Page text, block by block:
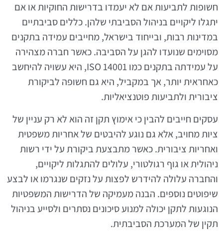
חשופות לתביעות אם לא יעמדו בדרישות החוקיות או אם
יתגלו ליקויים בניהול הסביבתי שלהן. כללים סביבתיים
במדינות רבות, ובייחוד בישראל, מחייבים עמידה בתקנים
מסוימים שנועדו להגן על הסביבה. כאשר חברה מצהירה
על עמידתה בתקנים כמו ISO 14001, היא עשויה להיחשב
כאחראית יותר, אך במקביל, היא גם חשופה לביקורת
ציבורית ולתביעות פוטנציאליות.
עסקים חייבים להבין כי אימוץ תקן זה הוא לא רק עניין של
ציות מחויב, אלא גם נוגע להיבטים של אחריות משפטית
ואחריות ציבורית. כאשר מתבצעת ביקורת על ידי רשות
ניהולית או גוף רגולטורי, עלולים להתגלות ליקויים,
והחברה עלולה להידרש לפצות על נזקים שנגרמו או לבצע
שיפוטים נוספים. הבנה מעמיקה של הדרישות המשפטיות
הנוגעות לתקן יכולה למנוע סיכונים נסתרים ולסייע בניהול
תקין של המערכת הסביבתית.